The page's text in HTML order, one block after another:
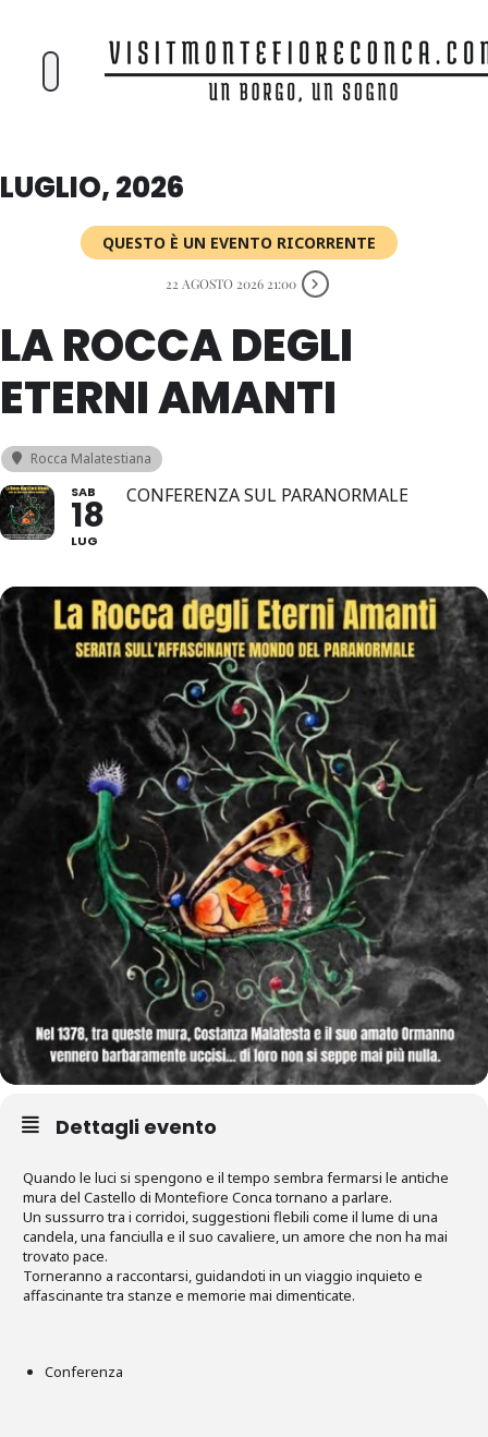
LUGLIO, 2026
QUESTO È UN EVENTO RICORRENTE
22 AGOSTO 2026 21:00
LA ROCCA DEGLI
ETERNI AMANTI
Rocca Malatestiana
SAB
18
LUG
CONFERENZA SUL PARANORMALE
Dettagli evento
Quando le luci si spengono e il tempo sembra fermarsi le antiche
mura del Castello di Montefiore Conca tornano a parlare.
Un sussurro tra i corridoi, suggestioni flebili come il lume di una
candela, una fanciulla e il suo cavaliere, un amore che non ha mai
trovato pace.
Torneranno a raccontarsi, guidandoti in un viaggio inquieto e
affascinante tra stanze e memorie mai dimenticate.
Conferenza